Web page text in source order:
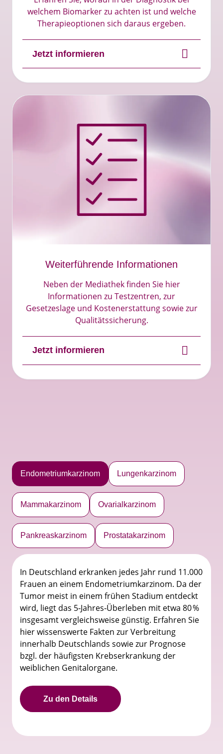
welchem Biomarker zu achten ist und welche
Therapieoptionen sich daraus ergeben.​
Jetzt informieren
Weiterführende Informationen
Neben der Mediathek finden Sie hier
Informationen zu Testzentren, zur
Gesetzeslage und Kostenerstattung sowie zur
Qualitätssicherung.​
Jetzt informieren
Endometriumkarzinom Lungenkarzinom
Mammakarzinom Ovarialkarzinom
Pankreaskarzinom Prostatakarzinom
In Deutschland erkranken jedes Jahr rund 11.000
Frauen an einem Endometriumkarzinom. Da der
Tumor meist in einem frühen Stadium entdeckt
wird, liegt das 5‑Jahres‑Überleben mit etwa 80 %
insgesamt vergleichsweise günstig. Erfahren Sie
hier wissenswerte Fakten zur Verbreitung
innerhalb Deutschlands sowie zur Prognose
bzgl. der häufigsten Krebserkrankung der
weiblichen Genitalorgane.
Zu den Details